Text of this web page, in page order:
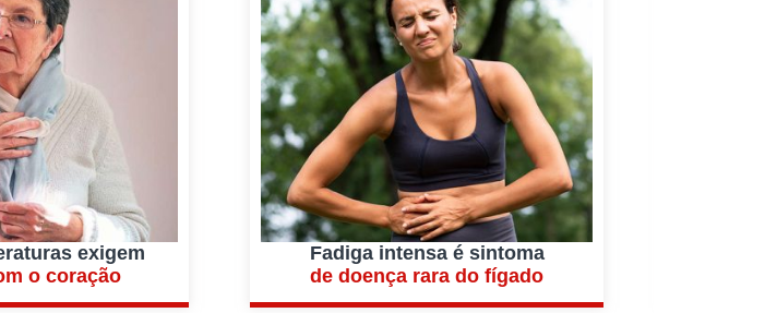
exigem
o coração
Fadiga intensa é sintoma
de doença rara do fígado